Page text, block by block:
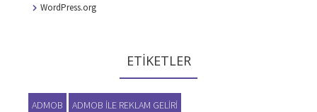
WordPress.org
ETIKETLER
ADMOB ADMOB ILE REKLAM GELIRI